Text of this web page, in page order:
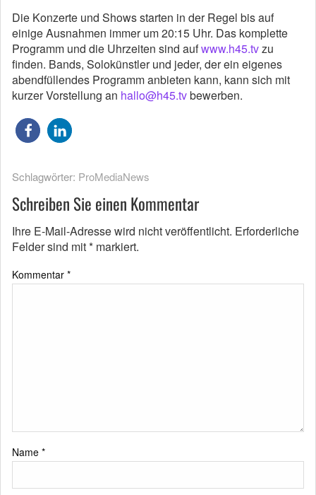
Die Konzerte und Shows starten in der Regel bis auf
einige Ausnahmen immer um 20:15 Uhr. Das komplette
Programm und die Uhrzeiten sind aufwww.h45.tvzu
finden. Bands, Solokünstler und jeder, der ein eigenes
abendfüllendes Programm anbieten kann, kann sich mit
kurzer Vorstellung an hallo@h45.tvbewerben.
Schlagwörter: ProMediaNews
Schreiben Sie einen Kommentar
Ihre E-Mail-Adresse wird nicht veröffentlicht. Erforderliche
Felder sind mit* markiert.
Kommentar *
Name *